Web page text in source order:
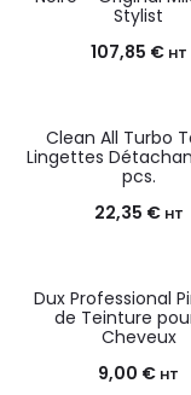
Stylist
107,85 € HT
Clean All Turbo
Lingettes
pcs.
22,35 € HT
Dux Professional
de Teinture
Cheveux
9,00 € HT